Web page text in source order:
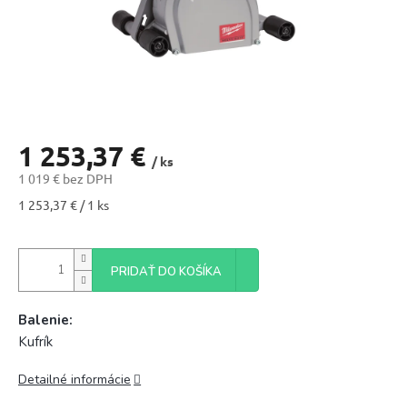
1 253,37 € / ks
1 019 € bez DPH
Jednotková
1 253,37 € / 1 ks
PRIDAŤ DO KOŠÍKA
Balenie:
Kufrík
Detailné informácie